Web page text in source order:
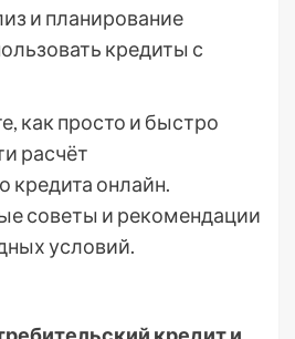
и планирование
кредиты с
как просто и быстро
расчёт
кредита онлайн.
советы и рекомендации
условий.